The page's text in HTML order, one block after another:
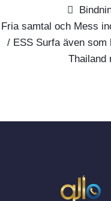
Fria samtal och Mess
/ ESS Surfa även som
Thailand